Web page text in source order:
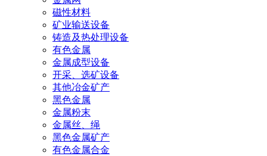
磁性材料
矿业输送设备
铸造及热处理设备
有色金属
金属成型设备
开采、选矿设备
其他冶金矿产
黑色金属
金属粉末
金属丝、绳
黑色金属矿产
有色金属合金